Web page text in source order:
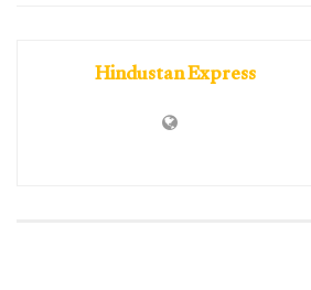
Hindustan Express